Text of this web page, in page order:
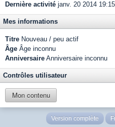
Dernière activité janv. 20 2014 19:15
Mes informations
Titre Nouveau / peu actif
Âge Âge inconnu
Anniversaire Anniversaire inconnu
Contrôles utilisateur
Mon contenu
Version complète